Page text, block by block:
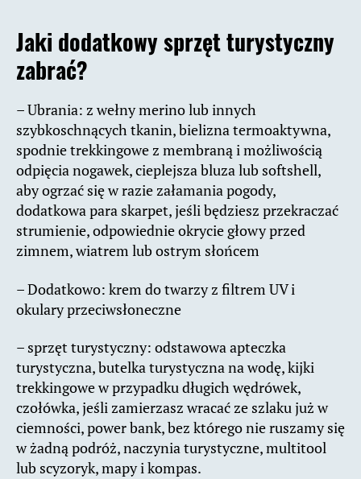
Jaki dodatkowy sprzęt turystyczny
zabrać?
– Ubrania: z wełny merino lub innych
szybkoschnących tkanin, bielizna termoaktywna,
spodnie trekkingowe z membraną i możliwością
odpięcia nogawek, cieplejsza bluza lub softshell,
aby ogrzać się w razie załamania pogody,
dodatkowa para skarpet, jeśli będziesz przekraczać
strumienie, odpowiednie okrycie głowy przed
zimnem, wiatrem lub ostrym słońcem
– Dodatkowo: krem do twarzy z filtrem UV i
okulary przeciwsłoneczne
– sprzęt turystyczny: odstawowa apteczka
turystyczna, butelka turystyczna na wodę, kijki
trekkingowe w przypadku długich wędrówek,
czołówka, jeśli zamierzasz wracać ze szlaku już w
ciemności, power bank, bez którego nie ruszamy się
w żadną podróż, naczynia turystyczne, multitool
lub scyzoryk, mapy i kompas.